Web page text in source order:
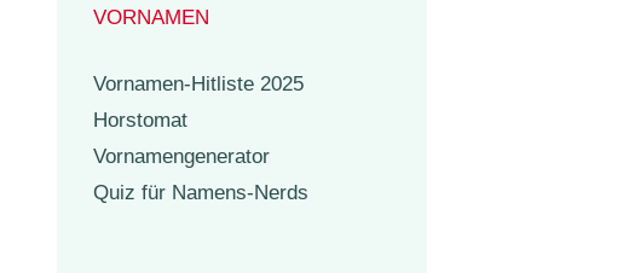
VORNAMEN
Vornamen-Hitliste 2025
Horstomat
Vornamengenerator
Quiz für Namens-Nerds